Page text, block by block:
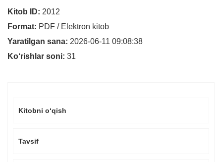
Kitob ID: 2012
Format: PDF / Elektron kitob
Yaratilgan sana: 2026-06-11 09:08:38
Ko‘rishlar soni: 31
Kitobni o‘qish
Tavsif